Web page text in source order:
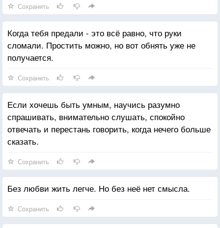
Сохранить
Когда тебя предали - это всё равно, что руки
сломали. Простить можно, но вот обнять уже не
получается.
Сохранить
Если хочешь быть умным, научись разумно
спрашивать, внимательно слушать, спокойно
отвечать и перестань говорить, когда нечего больше
сказать.
Сохранить
Без любви жить легче. Но без неё нет смысла.
Сохранить